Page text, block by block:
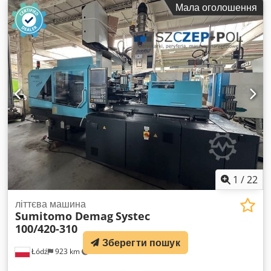
Ціна: за запитом
Мала оголошення
1 /22
Łódź 923 km
літтєва машина
Sumitomo DemagSystec
100/420-310
Зберегти пошук